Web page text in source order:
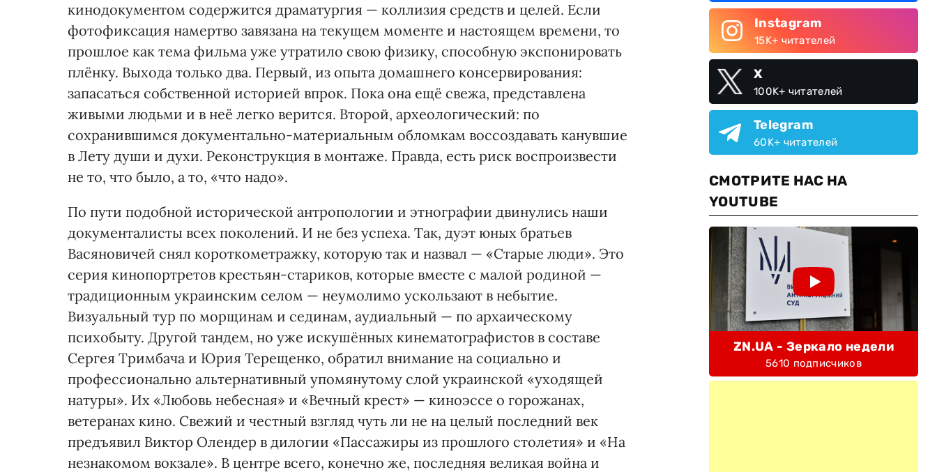
кинодокументом содержится драматургия — коллизия средств и целей. Если
фотофиксация намертво завязана на текущем моменте и настоящем времени, то
прошлое как тема фильма уже утратило свою физику, способную экспонировать
плёнку. Выхода только два. Первый, из опыта домашнего консервирования:
запасаться собственной историей впрок. Пока она ещё свежа, представлена
живыми людьми и в неё легко верится. Второй, археологический: по
сохранившимся документально-материальным обломкам воссоздавать канувшие
в Лету души и духи. Реконструкция в монтаже. Правда, есть риск воспроизвести
не то, что было, а то, «что надо».
По пути подобной исторической антропологии и этнографии двинулись наши
документалисты всех поколений. И не без успеха. Так, дуэт юных братьев
Васяновичей снял короткометражку, которую так и назвал — «Старые люди». Это
серия кинопортретов крестьян-стариков, которые вместе с малой родиной —
традиционным украинским селом — неумолимо ускользают в небытие.
Визуальный тур по морщинам и сединам, аудиальный — по архаическому
психобыту. Другой тандем, но уже искушённых кинематографистов в составе
Сергея Тримбача и Юрия Терещенко, обратил внимание на социально и
профессионально альтернативный упомянутому слой украинской «уходящей
натуры». Их «Любовь небесная» и «Вечный крест» — киноэссе о горожанах,
ветеранах кино. Свежий и честный взгляд чуть ли не на целый последний век
предъявил Виктор Олендер в дилогии «Пассажиры из прошлого столетия» и «На
незнакомом вокзале». В центре всего, конечно же, последняя великая война и
Instagram
15K+ читателей
X
100K+ читателей
Telegram
60K+ читателей
СМОТРИТЕ НАС НА
YOUTUBE
ZN.UA - Зеркало недели
5610 подписчиков